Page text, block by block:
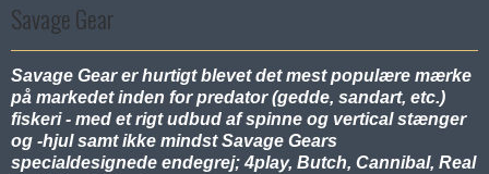
Savage Gear
Savage Gear er hurtigt blevet det mest populære mærke
på markedet inden for predator (gedde, sandart, etc.)
fiskeri - med et rigt udbud af spinne og vertical stænger
og -hjul samt ikke mindst Savage Gears
specialdesignede endegrej; 4play, Butch, Cannibal, Real